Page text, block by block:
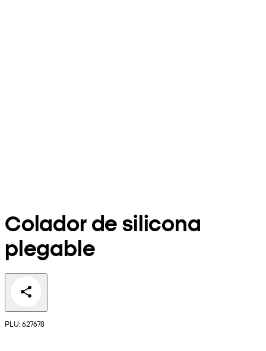
Colador de silicona
plegable
PLU: 627678